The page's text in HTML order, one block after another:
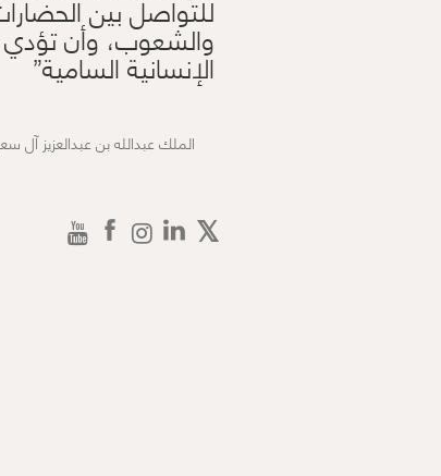
للتواصل بين
والشعوب، وأن تؤدي
الإنسانية السامية
الملك عبدالله بن عبدالعزيز آل سعود ,